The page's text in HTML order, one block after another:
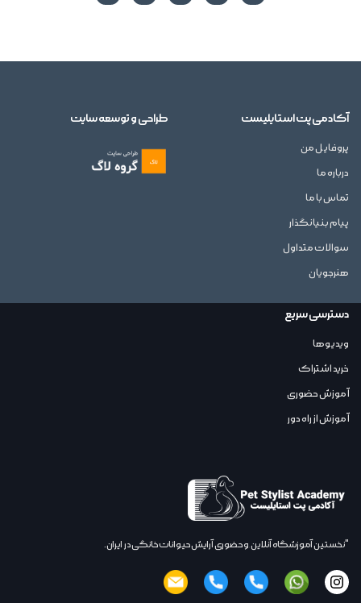
"نخستین آموزشگاه آنلاین,و حضوری آرایش حیوانات خانگی در ایران.
آکادمی پت استایلیست
پروفایل من
درباره ما
تماس با ما
پیام بنیانگذار
سوالات متداول
هنرجویان
دسترسی سریع
ویدیوها
خرید اشتراک
آموزش حضوری
آموزش از راه دور
طراحی و توسعه سایت